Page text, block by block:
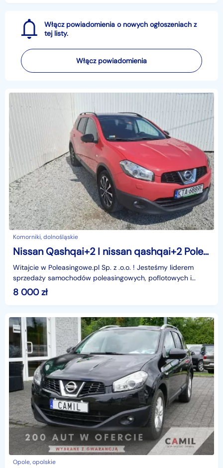
Włącz powiadomienia o nowych ogłoszeniach z
tej listy.
Włącz powiadomienia
Komorniki, dolnośląskie
Nissan Qashqai+2 I nissan qashqai+2 Poleasingowe.pl ECR
Witajcie w Poleasingowe.pl Sp. z .o.o. ! Jesteśmy liderem
sprzedaży samochodów poleasingowych, poflotowych i
powindykacyjnych.Mamy dla was świetną okazję! Zobac
8 000zł
Opole, opolskie